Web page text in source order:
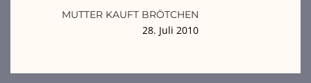
MUTTER KAUFT BRÖTCHEN
28. Juli 2010